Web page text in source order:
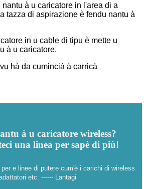
nantu à u caricatore in l'area di a
tazza di aspirazione è fendu nantu à
in u cable di tipu è mette u
à u caricatore.
hà da cumincià à carricà
à u caricatore wireless?
una linea per sapè di più!
e linee di putere cum'è i carichi di wireless
etc. ------ Lantagi